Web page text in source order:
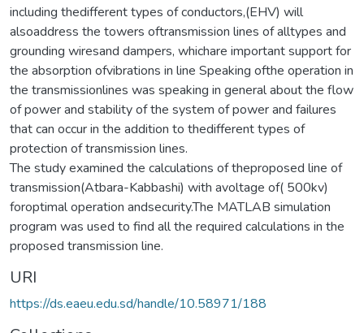
including thedifferent types of conductors,(EHV) will
alsoaddress the towers oftransmission lines of alltypes and
grounding wiresand dampers, whichare important support for
the absorption ofvibrations in line Speaking ofthe operation in
the transmissionlines was speaking in general about the flow
of power and stability of the system of power and failures
that can occur in the addition to thedifferent types of
protection of transmission lines.
The study examined the calculations of theproposed line of
transmission(Atbara-Kabbashi) with avoltage of( 500kv)
foroptimal operation andsecurity.The MATLAB simulation
program was used to find all the required calculations in the
proposed transmission line.
URI
https://ds.eaeu.edu.sd/handle/10.58971/188